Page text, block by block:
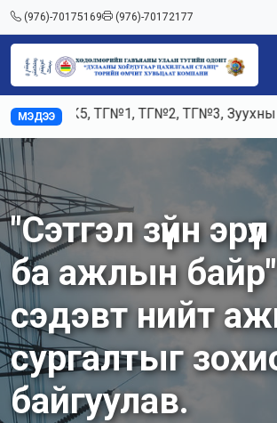
(976)-70175169 (976)-70172177
МЭДЭЭ
К5, ТГ№1, ТГ№2, ТГ№3, Зуухны
"Сэтгэл зүйн
ба ажлын байр"
сэдэвт нийт
сургалтыг
байгуулав.